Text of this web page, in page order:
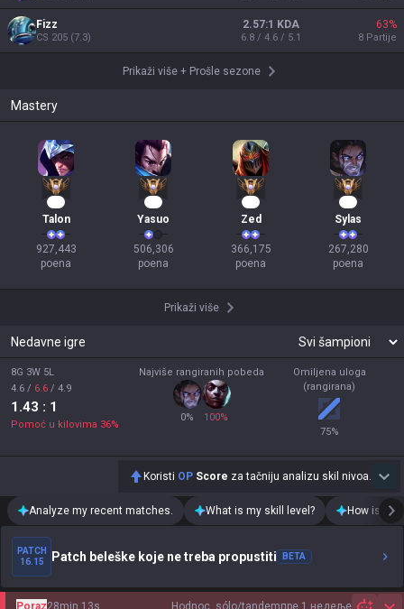
Fizz
CS 205 (7.3)
2.57:1 KDA
6.8 / 4.6 / 5.1
63%
8 Partije
Prikaži više+ Prošle sezone
Mastery
Talon
927,443
poena
Yasuo
506,306
poena
Zed
366,175
poena
Sylas
267,280
poena
Prikaži više
Nedavne igre
8G 3W 5L
4.6 / 6.6 / 4.9
1.43 : 1
Pomoć u kilovima 36%
Najviše rangiranih pobeda
0% 100%
Omiljena uloga
(rangirana)
75%
Koristi OP Score za tačniju analizu skil nivoa.
Analyze my recent matches. What is my skill level? How is my
PATCH
16.15
Patch beleške koje ne treba propustiti BETA
Hodnoc. sólo/tandemпре 1 недеље
Poraz28min 13s